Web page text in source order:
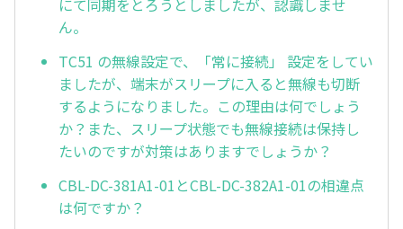
にて同期をとろうとしましたが、認識しませ
ん。
TC51 の無線設定で、「常に接続」 設定をしてい
ましたが、端末がスリープに入ると無線も切断
するようになりました。この理由は何でしょう
か？また、スリープ状態でも無線接続は保持し
たいのですが対策はありますでしょうか？
CBL-DC-381A1-01とCBL-DC-382A1-01の相違点
は何ですか？